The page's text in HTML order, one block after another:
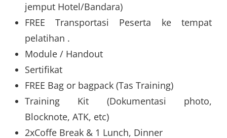
jemput Hotel/Bandara)
FREE Transportasi Peserta ke tempat
pelatihan .
Module / Handout
Sertifikat
FREE Bag or bagpack (Tas Training)
Training Kit (Dokumentasi photo,
Blocknote, ATK, etc)
2xCoffe Break & 1 Lunch, Dinner